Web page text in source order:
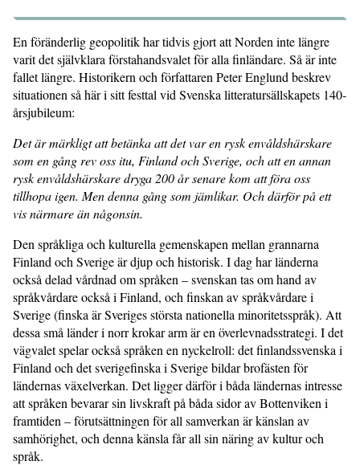
En föränderlig geopolitik har tidvis gjort att Norden inte längre
varit det självklara förstahandsvalet för alla finländare. Så är inte
fallet längre. Historikern och författaren Peter Englund beskrev
situationen så här i sitt festtal vid Svenska litteratursällskapets 140-
årsjubileum:
Det är märkligt att betänka att det var en rysk envåldshärskare
som en gång rev oss itu, Finland och Sverige, och att en annan
rysk envåldshärskare dryga 200 år senare kom att föra oss
tillhopa igen. Men denna gång som jämlikar. Och därför på ett
vis närmare än någonsin.
Den språkliga och kulturella gemenskapen mellan grannarna
Finland och Sverige är djup och historisk. I dag har länderna
också delad vårdnad om språken – svenskan tas om hand av
språkvårdare också i Finland, och finskan av språkvårdare i
Sverige (finska är Sveriges största nationella minoritetsspråk). Att
dessa små länder i norr krokar arm är en överlevnadsstrategi. I det
vägvalet spelar också språken en nyckelroll: det finlandssvenska i
Finland och det sverigefinska i Sverige bildar brofästen för
ländernas växelverkan. Det ligger därför i båda ländernas intresse
att språken bevarar sin livskraft på båda sidor av Bottenviken i
framtiden – förutsättningen för all samverkan är känslan av
samhörighet, och denna känsla får all sin näring av kultur och
språk.